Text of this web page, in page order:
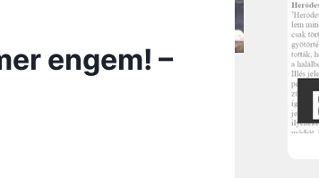
engem! –